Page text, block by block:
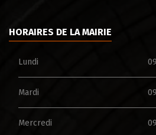
HORAIRES DE LA MAIRIE
Lundi
Mardi
Mercredi